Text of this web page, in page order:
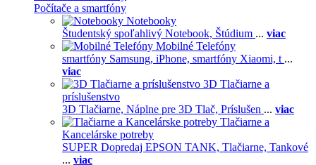
Počítače a smartfóny
Notebooky
Študentský spoľahlivý Notebook, Štúdium ... viac
Mobilné Telefóny
smartfóny Samsung, iPhone, smartfóny Xiaomi, t ...
viac
3D Tlačiarne a
príslušenstvo
3D Tlačiarne, Náplne pre 3D Tlač, Príslušen ... viac
Tlačiarne a
Kancelárske potreby
SUPER Dopredaj EPSON TANK, Tlačiarne, Tankové
... viac